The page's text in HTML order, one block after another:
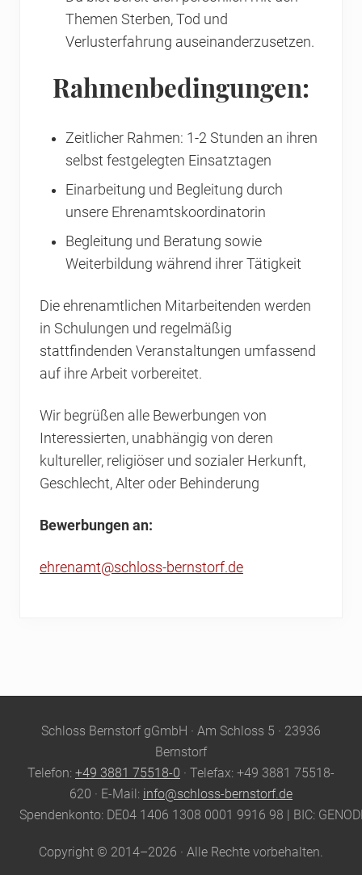
Themen Sterben, Tod und
Verlusterfahrung auseinanderzusetzen.
Rahmenbedingungen:
Zeitlicher Rahmen: 1-2 Stunden an ihren
selbst festgelegten Einsatztagen
Einarbeitung und Begleitung durch
unsere Ehrenamtskoordinatorin
Begleitung und Beratung sowie
Weiterbildung während ihrer Tätigkeit
Die ehrenamtlichen Mitarbeitenden werden
in Schulungen und regelmäßig
stattfindenden Veranstaltungen umfassend
auf ihre Arbeit vorbereitet.
Wir begrüßen alle Bewerbungen von
Interessierten, unabhängig von deren
kultureller, religiöser und sozialer Herkunft,
Geschlecht, Alter oder Behinderung
Bewerbungen an:
ehrenamt@schloss-bernstorf.de
SiteSchloss Bernstorf gGmbH · Am Schloss 5 · 23936
Bernstorf
Telefon: +49 3881 75518-0 · Telefax: +49 3881 75518-
620 · E-Mail: info@schloss-bernstorf.de
Spendenkonto: DE04 1406 1308 0001 9916 98 | BIC:
Copyright © 2014–2026 · Alle Rechte vorbehalten.